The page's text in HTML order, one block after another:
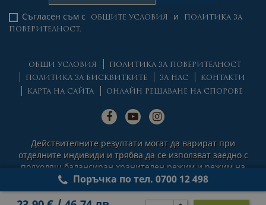
Поръчка по тел. 0700 12 498
Съгласен съм с ОБЩИТЕ УСЛОВИЯ и
ПОЛИТИКА ЗА
ПОВЕРИТЕЛНОСТ.
ОБЩИ УСЛОВИЯ
ПОЛИТИКА ЗА ПОВЕРИТЕЛНОСТ
ПОЛИТИКА ЗА БИСКВИТКИТЕ
ЗА НАС
КОНТАКТИ
КАРТА НА САЙТА
ОНЛАЙН РЕШАВАНЕ НА СПОРОВЕ
Действителните резултати могат да варират при
отделните индивиди и трябва да се използват заедно с
подходящ балансиран хранителен режим и режим на
физическа активност.
© 2026 Natural Factors Nutritional Products Ltd. All rights